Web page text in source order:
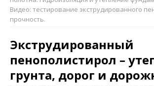
Видео: тестирование экструдированного
прочность.
Экструдированный
пенополистирол –
грунта, дорог и